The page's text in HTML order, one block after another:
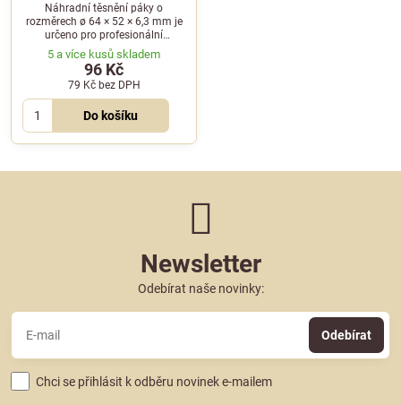
Náhradní těsnění páky o
rozměrech ø 64 × 52 × 6,3 mm je
určeno pro profesionální
kávovary WEGA Concept
(201305-). Zajišťuje perfektní
těsnost hlavy.
5 a více kusů skladem
96 Kč
79 Kč bez DPH
Do košíku
Newsletter
Odebírat naše novinky:
Odebírat
Chci se přihlásit k odběru novinek e-mailem